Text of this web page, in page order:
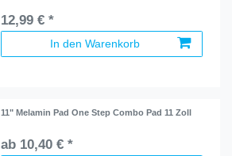
12,99 € *
In den Warenkorb
11" Melamin Pad One Step Combo Pad 11 Zoll
ab 10,40 € *